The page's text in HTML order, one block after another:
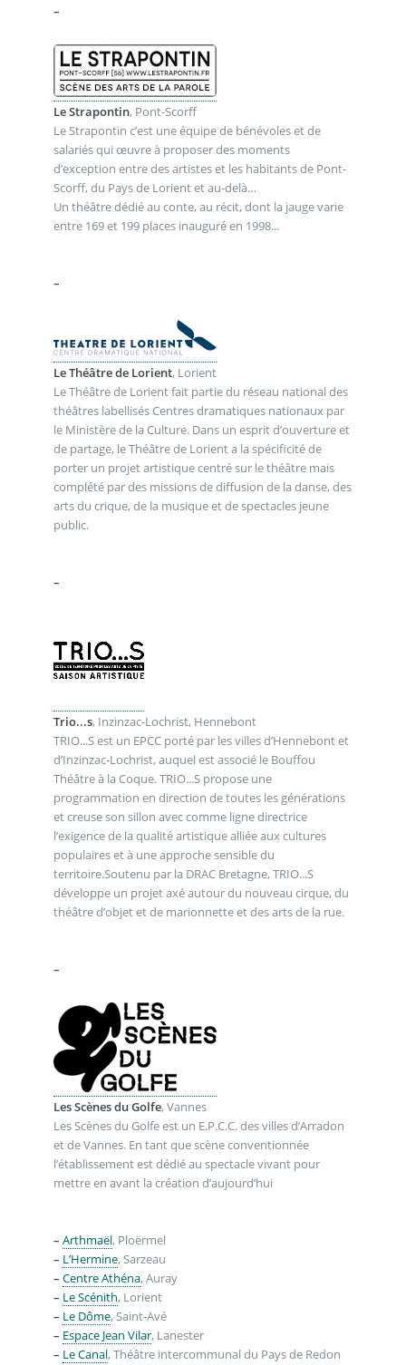
–
Le Strapontin, Pont-Scorff
Le Strapontin c’est une équipe de bénévoles et de
salariés qui œuvre à proposer des moments
d’exception entre des artistes et les habitants de Pont-
Scorff, du Pays de Lorient et au-delà…
Un théâtre dédié au conte, au récit, dont la jauge varie
entre 169 et 199 places inauguré en 1998...
–
Le Théâtre de Lorient, Lorient
Le Théâtre de Lorient fait partie du réseau national des
théâtres labellisés Centres dramatiques nationaux par
le Ministère de la Culture. Dans un esprit d’ouverture et
de partage, le Théâtre de Lorient a la spécificité de
porter un projet artistique centré sur le théâtre mais
complété par des missions de diffusion de la danse, des
arts du crique, de la musique et de spectacles jeune
public.
–
Trio...s, Inzinzac-Lochrist, Hennebont
TRIO...S est un EPCC porté par les villes d’Hennebont et
d’Inzinzac-Lochrist, auquel est associé le Bouffou
Théâtre à la Coque. TRIO...S propose une
programmation en direction de toutes les générations
et creuse son sillon avec comme ligne directrice
l’exigence de la qualité artistique alliée aux cultures
populaires et à une approche sensible du
territoire.Soutenu par la DRAC Bretagne, TRIO...S
développe un projet axé autour du nouveau cirque, du
théâtre d’objet et de marionnette et des arts de la rue.
–
Les Scènes du Golfe, Vannes
Les Scènes du Golfe est un E.P.C.C. des villes d’Arradon
et de Vannes. En tant que scène conventionnée
l’établissement est dédié au spectacle vivant pour
mettre en avant la création d’aujourd’hui
– Arthmaël, Ploërmel
– L’Hermine, Sarzeau
– Centre Athéna, Auray
– Le Scénith, Lorient
– Le Dôme, Saint-Avé
– Espace Jean Vilar, Lanester
– Le Canal, Théâtre intercommunal du Pays de Redon